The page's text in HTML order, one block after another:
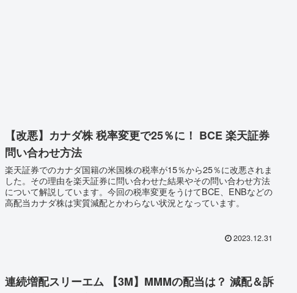
【改悪】カナダ株 税率変更で25％に！ BCE 楽天証券
問い合わせ方法
楽天証券でのカナダ国籍の米国株の税率が15％から25％に改悪されま
した。その理由を楽天証券に問い合わせた結果やその問い合わせ方法
について解説しています。今回の税率変更をうけてBCE、ENBなどの
高配当カナダ株は実質減配とかわらない状況となっています。
2023.12.31
連続増配スリーエム 【3M】MMMの配当は？ 減配＆訴